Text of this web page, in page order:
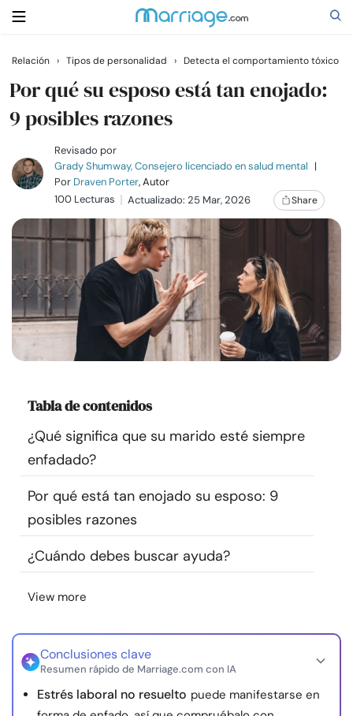
Buscar
Casarse
Relaciones
Familia
Ayuda
Cursos
Comunidad
Encuentra un terapeuta
Idioma
Sobre nosotros Contáctanos Escríbenos
Publicidad con
nosotros
Relación › Tipos de personalidad › Detecta el comportamiento tóxico
Por qué su esposo está tan enojado:
9 posibles razones
Revisado por
Grady Shumway, Consejero licenciado en salud mental |
Por Draven Porter, Autor
100 Lecturas
Actualizado: 25 Mar, 2026 Share
Tabla de contenidos
¿Qué significa que su marido esté siempre
enfadado?
Por qué está tan enojado su esposo: 9
posibles razones
¿Cuándo debes buscar ayuda?
View more
Conclusiones clave
Resumen rápido de Marriage.com con IA
Estrés laboral no resuelto puede manifestarse en